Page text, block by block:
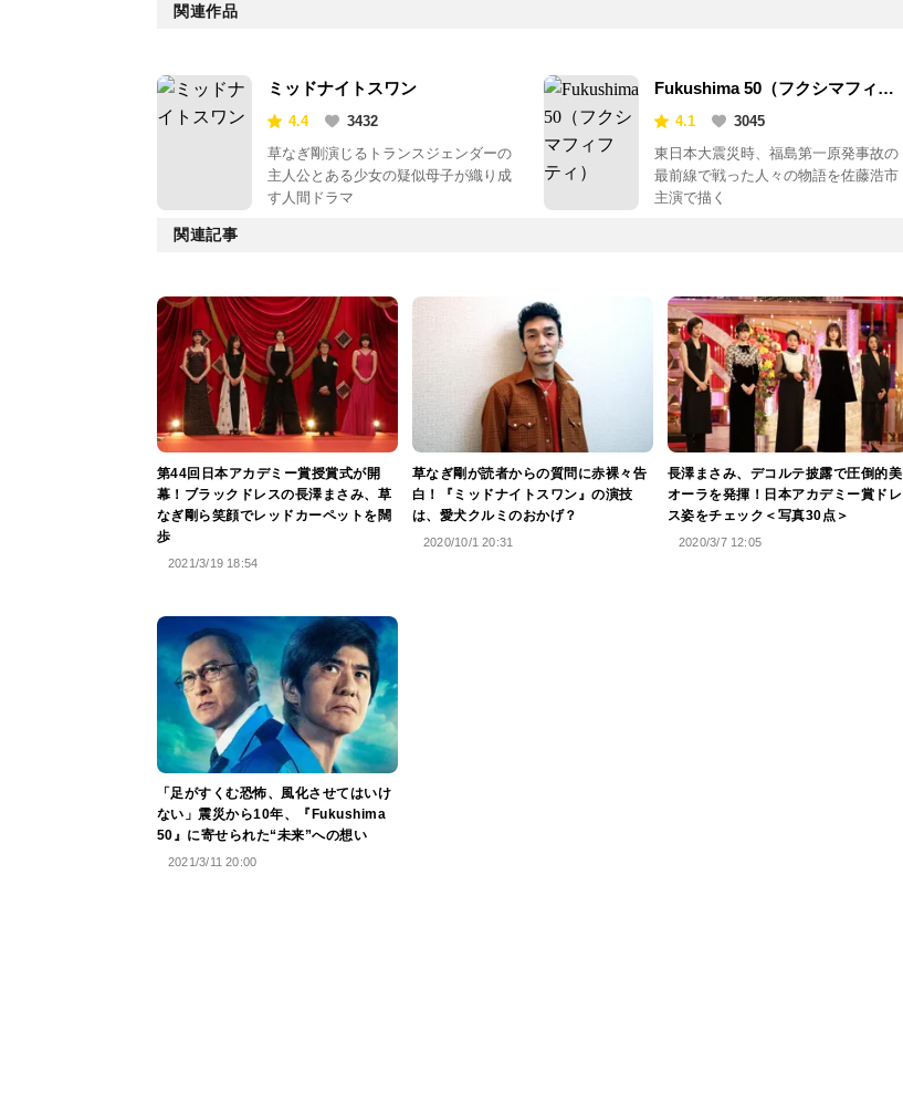
関連作品
ミッドナイトスワン
4.4
3432
草なぎ剛演じるトランスジェンダーの
主人公とある少女の疑似母子が織り成
す人間ドラマ
Fukushima 50（フクシマフィフ
ティ）
4.1
3045
東日本大震災時、福島第一原発事故の
最前線で戦った人々の物語を佐藤浩市
主演で描く
関連記事
第44回⽇本アカデミー賞授賞式が開
幕！ブラックドレスの長澤まさみ、草
なぎ剛ら笑顔でレッドカーペットを闊
歩
2021/3/19 18:54
草なぎ剛が読者からの質問に赤裸々告
白！『ミッドナイトスワン』の演技
は、愛犬クルミのおかげ？
2020/10/1 20:31
長澤まさみ、デコルテ披露で圧倒的美
オーラを発揮！日本アカデミー賞ドレ
ス姿をチェック＜写真30点＞
2020/3/7 12:05
「足がすくむ恐怖、風化させてはいけ
ない」震災から10年、『Fukushima
50』に寄せられた“未来”への想い
2021/3/11 20:00